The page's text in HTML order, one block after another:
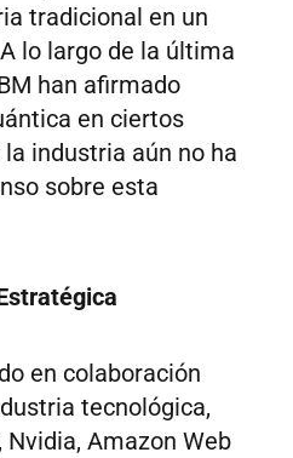
tradicional en un
lo largo de la última
han afirmado
en ciertos
industria aún no ha
sobre esta
en colaboración
tecnológica,
Nvidia, Amazon Web